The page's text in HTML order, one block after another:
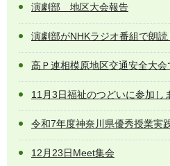
演劇部 地区大会報告
演劇部がNHKラジオ番組で朗読
高Ｐ連相模原地区交通安全大
11月3日福祉のつどいに参加し
令和7年度神奈川県優秀授業実
12月23日Meet集会